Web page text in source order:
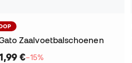
Zaalvoetbalschoenen
€−15%